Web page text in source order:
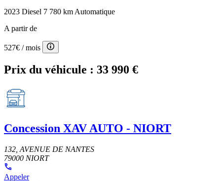
2023 Diesel 7 780 km Automatique
A partir de
527€ / mois
Prix du véhicule : 33 990 €
Concession XAV AUTO - NIORT
132, AVENUE DE NANTES
79000 NIORT
Appeler